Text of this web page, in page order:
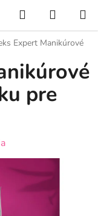
Hľadať
KOŠÍK
Expert Manikúrové
pre